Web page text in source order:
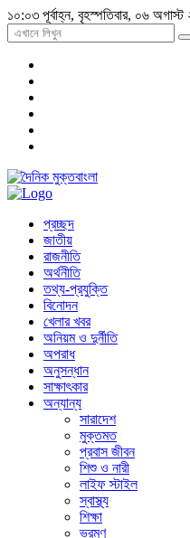
১০:০৩ পূর্বাহ্ন, বৃহস্পতিবার, ০৬ অগাস্ট
প্রচ্ছদ
জাতীয়
রাজনীতি
অর্থনীতি
তথ্য-প্রযুক্তি
বিনোদন
খেলার খবর
অনিয়ম ও দুর্নীতি
অপরাধ
অনুসন্ধান
সাক্ষাৎকার
অন্যান্য
সারাদেশ
মুক্তমত
প্রবাস জীবন
শিশু ও নারী
লাইফ স্টাইল
স্বাস্থ্য
শিক্ষা
ভ্রমণ